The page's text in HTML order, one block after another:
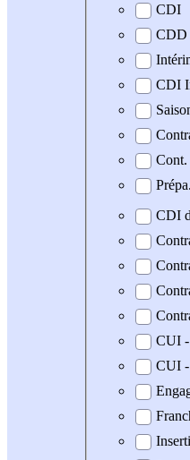
Type de contrat
CDI
CDD
CDI
Cont.
CDI
CUI
CUI